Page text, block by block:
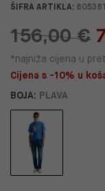
ŠIFRA ARTIKLA:
156,00 €
*najniža cijena u
Cijena s -10% u
BOJA: PLAVA